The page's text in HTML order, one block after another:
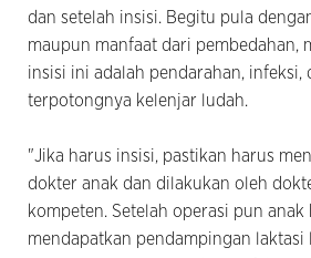
dan setelah insisi. Begitu pula
maupun manfaat dari pembedahan,
insisi ini adalah pendarahan, infeksi,
terpotongnya kelenjar ludah.
"Jika harus insisi, pastikan harus
dokter anak dan dilakukan oleh
kompeten. Setelah operasi pun anak
mendapatkan pendampingan laktasi